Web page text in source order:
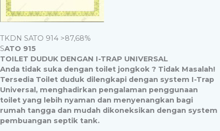
TKDN SATO 914 >87,68%
SATO 915
TOILET DUDUK DENGAN I-TRAP UNIVERSAL
Anda tidak suka dengan toilet jongkok ? Tidak Masalah!
Tersedia Toilet duduk dilengkapi dengan system I-Trap
Universal, menghadirkan pengalaman penggunaan
toilet yang lebih nyaman dan menyenangkan bagi
rumah tangga dan mudah dikoneksikan dengan system
pembuangan septik tank.